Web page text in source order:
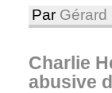
Par Gérard
Charlie
abusive